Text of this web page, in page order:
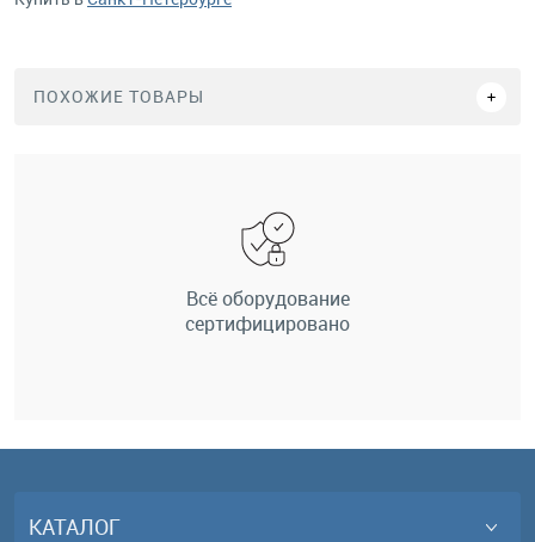
ПОХОЖИЕ ТОВАРЫ
Всё оборудование
сертифицировано
КАТАЛОГ